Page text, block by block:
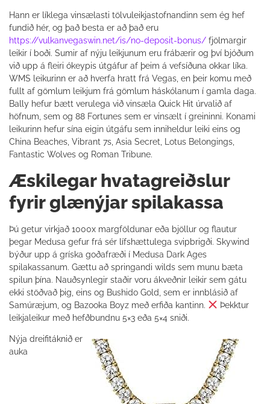
Hann er líklega vinsælasti tölvuleikjastofnandinn sem ég hef
fundið hér, og það besta er að það eru
https://vulkanvegaswin.net/is/no-deposit-bonus/ fjölmargir
leikir í boði. Sumir af nýju leikjunum eru frábærir og því bjóðum
við upp á fleiri ókeypis útgáfur af þeim á vefsíðuna okkar líka.
WMS leikurinn er að hverfa hratt frá Vegas, en þeir komu með
fullt af gömlum leikjum frá gömlum háskólanum í gamla daga.
Bally hefur bætt verulega við vinsæla Quick Hit úrvalið af
höfnum, sem og 88 Fortunes sem er vinsælt í greininni. Konami
leikurinn hefur sína eigin útgáfu sem inniheldur leiki eins og
China Beaches, Vibrant 7s, Asia Secret, Lotus Belongings,
Fantastic Wolves og Roman Tribune.
Æskilegar hvatagreiðslur
fyrir glænýjar spilakassa
Þú getur virkjað 1000x margföldunar eða bjöllur og flautur
þegar Medusa gefur frá sér lífshættulega svipbrigði. Skywind
býður upp á gríska goðafræði í Medusa Dark Ages
spilakassanum. Gættu að springandi wilds sem munu bæta
spilun þína. Nauðsynlegir staðir voru ákveðnir leikir sem gátu
ekki stöðvað þig, eins og Bushido Gold, sem er innblásið af
Samúræjum, og Bazooka Boyz með erfiða kantinn.
Þekktur
leikjaleikur með hefðbundnu 5×3 eða 5×4 sniði.
Nýja dreifitáknið er
auka